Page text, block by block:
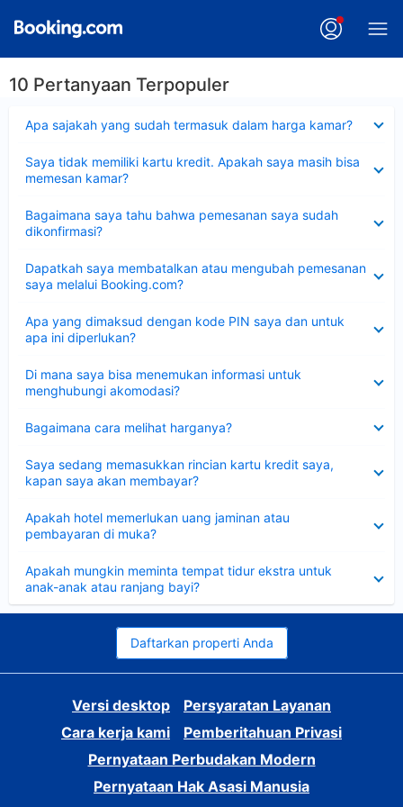
10 Pertanyaan Terpopuler
Apa sajakah yang sudah termasuk dalam harga kamar?
Saya tidak memiliki kartu kredit. Apakah saya masih bisa
memesan kamar?
Bagaimana saya tahu bahwa pemesanan saya sudah
dikonfirmasi?
Dapatkah saya membatalkan atau mengubah pemesanan
saya melalui Booking.com?
Apa yang dimaksud dengan kode PIN saya dan untuk
apa ini diperlukan?
Di mana saya bisa menemukan informasi untuk
menghubungi akomodasi?
Bagaimana cara melihat harganya?
Saya sedang memasukkan rincian kartu kredit saya,
kapan saya akan membayar?
Apakah hotel memerlukan uang jaminan atau
pembayaran di muka?
Apakah mungkin meminta tempat tidur ekstra untuk
anak-anak atau ranjang bayi?
Daftarkan properti Anda
Versi desktop
Persyaratan Layanan
Cara kerja kami
Pemberitahuan Privasi
Pernyataan Perbudakan Modern
Pernyataan Hak Asasi Manusia